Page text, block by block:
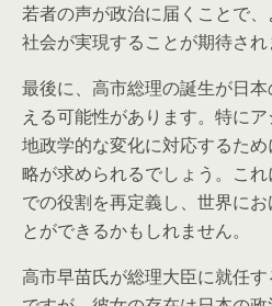
若者の声が政治に届くことで
社会が実現することが期待され
最後に、高市総理の誕生が日
える可能性があります。特に
地政学的な変化に対応するた
略が求められるでしょう。こ
での役割を再定義し、世界に
とができるかもしれません。
高市早苗氏が総理大臣に就任